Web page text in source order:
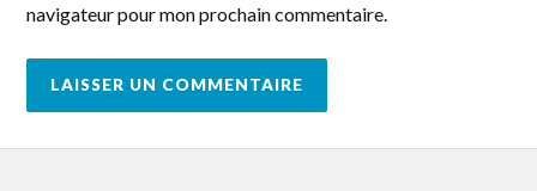
navigateur pour mon prochain commentaire.